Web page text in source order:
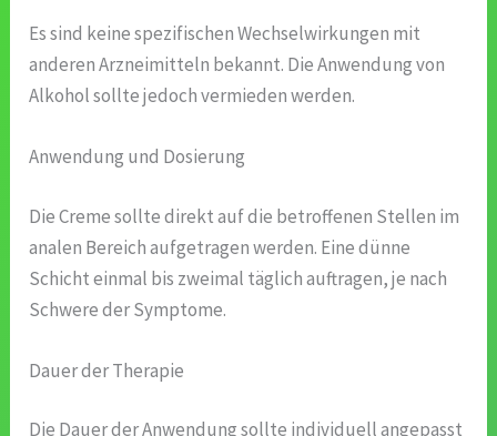
Es sind keine spezifischen Wechselwirkungen mit
anderen Arzneimitteln bekannt. Die Anwendung von
Alkohol sollte jedoch vermieden werden.
Anwendung und Dosierung
Die Creme sollte direkt auf die betroffenen Stellen im
analen Bereich aufgetragen werden. Eine dünne
Schicht einmal bis zweimal täglich auftragen, je nach
Schwere der Symptome.
Dauer der Therapie
Die Dauer der Anwendung sollte individuell angepasst